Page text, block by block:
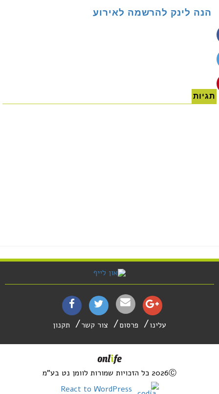
הנה לינק להרשמה לאירוע
תגיות
עלינו פרסום צור קשר תקנון
2026Ⓒ כל הזכויות שמורות לוומן נט בע"מ